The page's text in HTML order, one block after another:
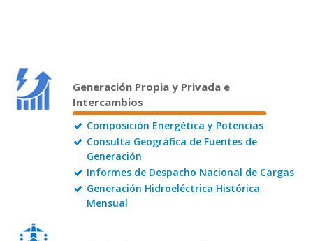
Generación Propia y Privada e
Intercambios
Composición Energética y Potencias
Consulta Geográfica de Fuentes de
Generación
Informes de Despacho Nacional de Cargas
Generación Hidroeléctrica Histórica
Mensual